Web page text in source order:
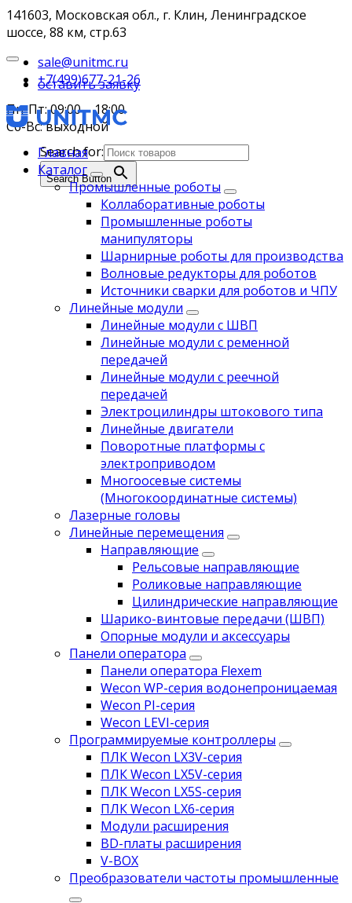
141603, Московская обл., г. Клин, Ленинградское
шоссе, 88 км, стр.63
sale@unitmc.ru
+7(499)677-21-26
Пн-Пт: 09:00 – 18:00
Сб-Вс: выходной
Search for:
Search Button
оставить заявку
Главная
Каталог
Промышленные роботы
Коллаборативные роботы
Промышленные роботы
манипуляторы
Шарнирные роботы для производства
Волновые редукторы для роботов
Источники сварки для роботов и ЧПУ
Линейные модули
Линейные модули с ШВП
Линейные модули с ременной
передачей
Линейные модули с реечной
передачей
Электроцилиндры штокового типа
Линейные двигатели
Поворотные платформы с
электроприводом
Многоосевые системы
(Многокоординатные системы)
Лазерные головы
Линейные перемещения
Направляющие
Рельсовые направляющие
Роликовые направляющие
Цилиндрические направляющие
Шарико-винтовые передачи (ШВП)
Опорные модули и аксессуары
Панели оператора
Панели оператора Flexem
Wecon WP-серия водонепроницаемая
Wecon PI-серия
Wecon LEVI-серия
Программируемые контроллеры
ПЛК Wecon LX3V-серия
ПЛК Wecon LX5V-серия
ПЛК Wecon LX5S-серия
ПЛК Wecon LX6-серия
Модули расширения
BD-платы расширения
V-BOX
Преобразователи частоты промышленные